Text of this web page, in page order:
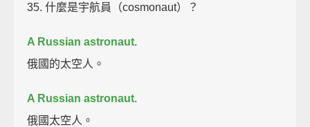
35. 什麼是宇航員（cosmonaut）？
A Russian astronaut.
俄國的太空人。
A Russian astronaut.
俄國太空人。